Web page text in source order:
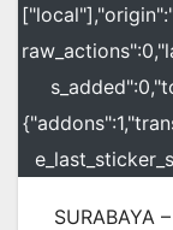
SURABAYA